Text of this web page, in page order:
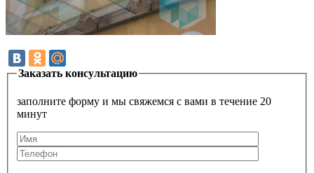
Заказать консультацию
заполните форму и мы свяжемся с вами в течение 20
минут